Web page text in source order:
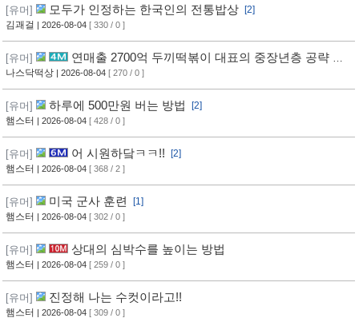
[유머] 모두가 인정하는 한국인의 전통밥상 [2]
김괘걸 | 2026-08-04 [ 330 / 0 ]
[유머]
연매출 2700억 두끼떡볶이 대표의 중장년층 공략 방
법
나스닥떡상 | 2026-08-04 [ 270 / 0 ]
[유머] 하루에 500만원 버는 방법
[2]
햄스터 | 2026-08-04 [ 428 / 0 ]
[유머] 어 시원하닼ㅋㅋ!! [2]
햄스터 | 2026-08-04 [ 368 / 2 ]
[유머] 미국 군사 훈련
[1]
햄스터 | 2026-08-04 [ 302 / 0 ]
[유머] 상대의 심박수를 높이는 방법
햄스터 | 2026-08-04 [ 259 / 0 ]
[유머] 진정해 나는 수컷이라고!!
햄스터 | 2026-08-04 [ 309 / 0 ]